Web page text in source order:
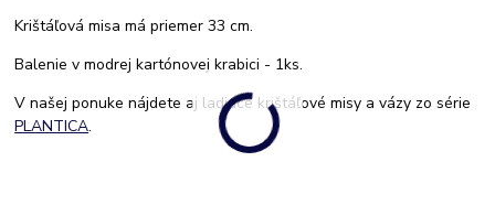
Krištáľová misa má priemer 33 cm.
Balenie v modrej kartónovej krabici - 1ks.
V našej ponuke nájdete aj ladiace krištáľové misy a vázy zo série
PLANTICA.